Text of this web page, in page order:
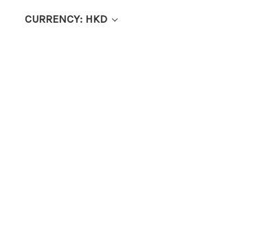
CURRENCY: HKD